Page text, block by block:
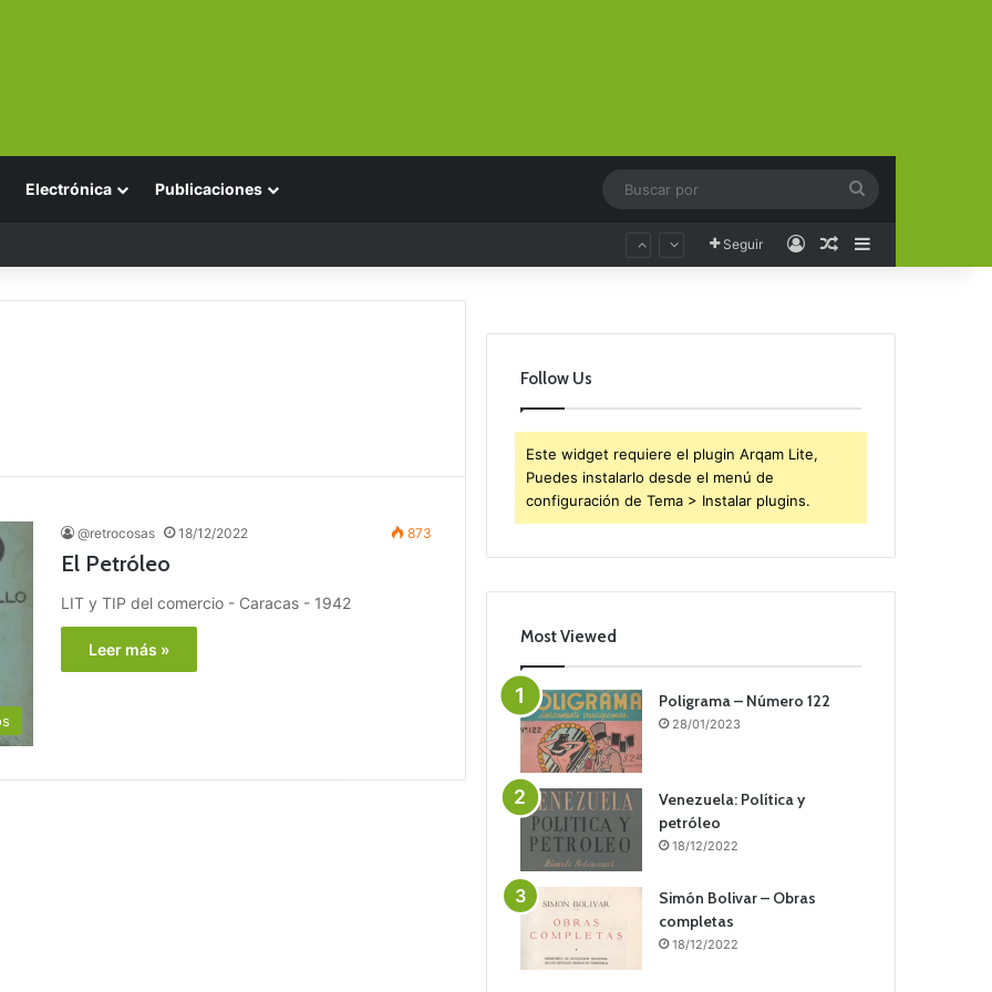
Electrónica Publicaciones
Seguir AccesoPublicación al
Barra lateral
@retrocosas 18/12/2022 873
El Petróleo
LIT y TIP del comercio - Caracas - 1942
Leer más »
Follow Us
Este widget requiere el plugin Arqam Lite,
Puedes instalarlo desde el menú de
configuración de Tema > Instalar plugins.
Most Viewed
Poligrama – Número 122
28/01/2023
Venezuela: Política y
petróleo
18/12/2022
Simón Bolivar – Obras
completas
18/12/2022